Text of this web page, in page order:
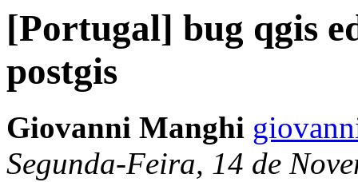
[Portugal] bug qgis
postgis
Giovanni Manghi
Segunda-Feira, 14 de